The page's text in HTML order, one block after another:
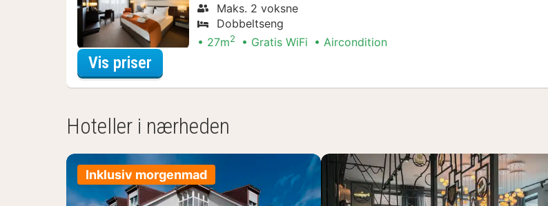
Maks. 2 voksne
Dobbeltseng
27m2 Gratis WiFi Aircondition
Vis priser
Hoteller i nærheden
Inklusiv morgenmad